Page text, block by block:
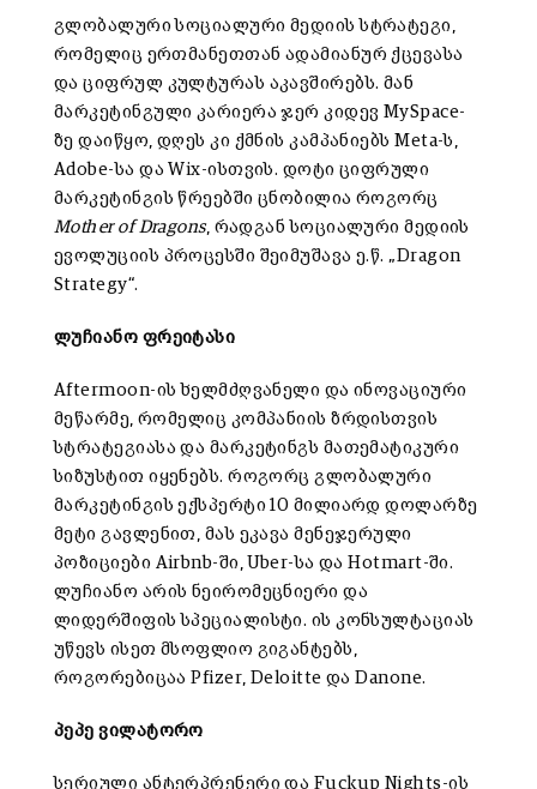
გლობალური სოციალური მედიის სტრატეგი,
რომელიც ერთმანეთთან ადამიანურ ქცევასა
და ციფრულ კულტურას აკავშირებს. მან
მარკეტინგული კარიერა ჯერ კიდევ MySpace-
ზე დაიწყო, დღეს კი ქმნის კამპანიებს Meta-ს,
Adobe-სა და Wix-ისთვის. დოტი ციფრული
მარკეტინგის წრეებში ცნობილია როგორც
Mother of Dragons, რადგან სოციალური მედიის
ევოლუციის პროცესში შეიმუშავა ე.წ. „Dragon
Strategy“.
ლუჩიანო ფრეიტასი
Aftermoon-ის ხელმძღვანელი და ინოვაციური
მეწარმე, რომელიც კომპანიის ზრდისთვის
სტრატეგიასა და მარკეტინგს მათემატიკური
სიზუსტით იყენებს. როგორც გლობალური
მარკეტინგის ექსპერტი 10 მილიარდ დოლარზე
მეტი გავლენით, მას ეკავა მენეჯერული
პოზიციები Airbnb-ში, Uber-სა და Hotmart-ში.
ლუჩიანო არის ნეირომეცნიერი და
ლიდერშიფის სპეციალისტი. ის კონსულტაციას
უწევს ისეთ მსოფლიო გიგანტებს,
როგორებიცაა Pfizer, Deloitte და Danone.
პეპე ვილატორო
სერიული ანტერპრენერი და Fuckup Nights-ის